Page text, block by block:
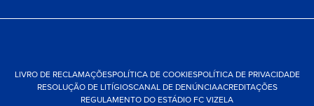
LIVRO DE RECLAMAÇÕESPOLÍTICA DE COOKIESPOLÍTICA DE PRIVACIDADE
RESOLUÇÃO DE LITÍGIOSCANAL DE DENÚNCIAACREDITAÇÕES
REGULAMENTO DO ESTÁDIO FC VIZELA